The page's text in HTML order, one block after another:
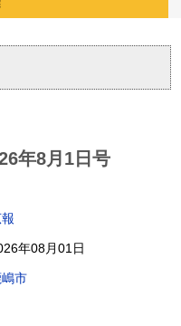
年8月1日号
年08月01日
嶋市